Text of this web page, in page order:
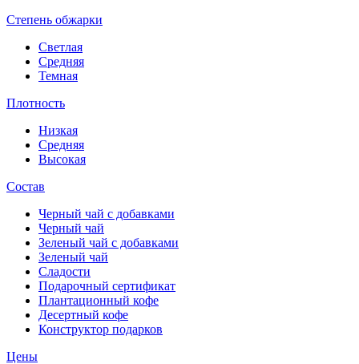
Степень обжарки
Светлая
Средняя
Темная
Плотность
Низкая
Средняя
Высокая
Состав
Черный чай с добавками
Черный чай
Зеленый чай с добавками
Зеленый чай
Сладости
Подарочный сертификат
Плантационный кофе
Десертный кофе
Конструктор подарков
Цены